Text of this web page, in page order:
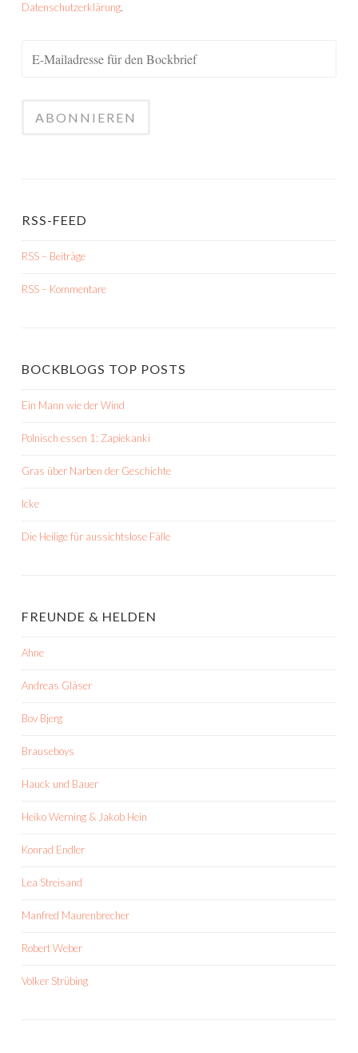
Datenschutzerklärung.
RSS-FEED
RSS – Beiträge
RSS – Kommentare
BOCKBLOGS TOP POSTS
Ein Mann wie der Wind
Polnisch essen 1: Zapiekanki
Gras über Narben der Geschichte
Icke
Die Heilige für aussichtslose Fälle
FREUNDE & HELDEN
Ahne
Andreas Gläser
Bov Bjerg
Brauseboys
Hauck und Bauer
Heiko Werning & Jakob Hein
Konrad Endler
Lea Streisand
Manfred Maurenbrecher
Robert Weber
Volker Strübing